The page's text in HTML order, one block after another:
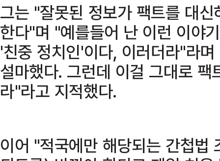
그는 "잘못된 정보가 팩트를 대
한다"며 "예를들어 난 이런 이야
'친중 정치인'이다, 이러더라"라
설마했다. 그런데 이걸 그대로
라"라고 지적했다.
이어 "적국에만 해당되는 간첩법